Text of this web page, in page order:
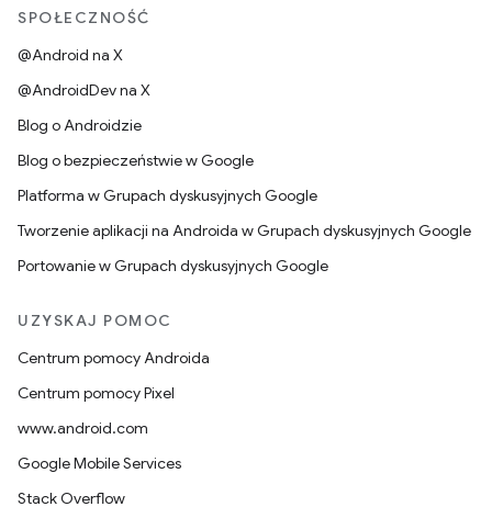
SPOŁECZNOŚĆ
@Android na X
@AndroidDev na X
Blog o Androidzie
Blog o bezpieczeństwie w Google
Platforma w Grupach dyskusyjnych Google
Tworzenie aplikacji na Androida w Grupach dyskusyjnych Google
Portowanie w Grupach dyskusyjnych Google
UZYSKAJ POMOC
Centrum pomocy Androida
Centrum pomocy Pixel
www.android.com
Google Mobile Services
Stack Overflow